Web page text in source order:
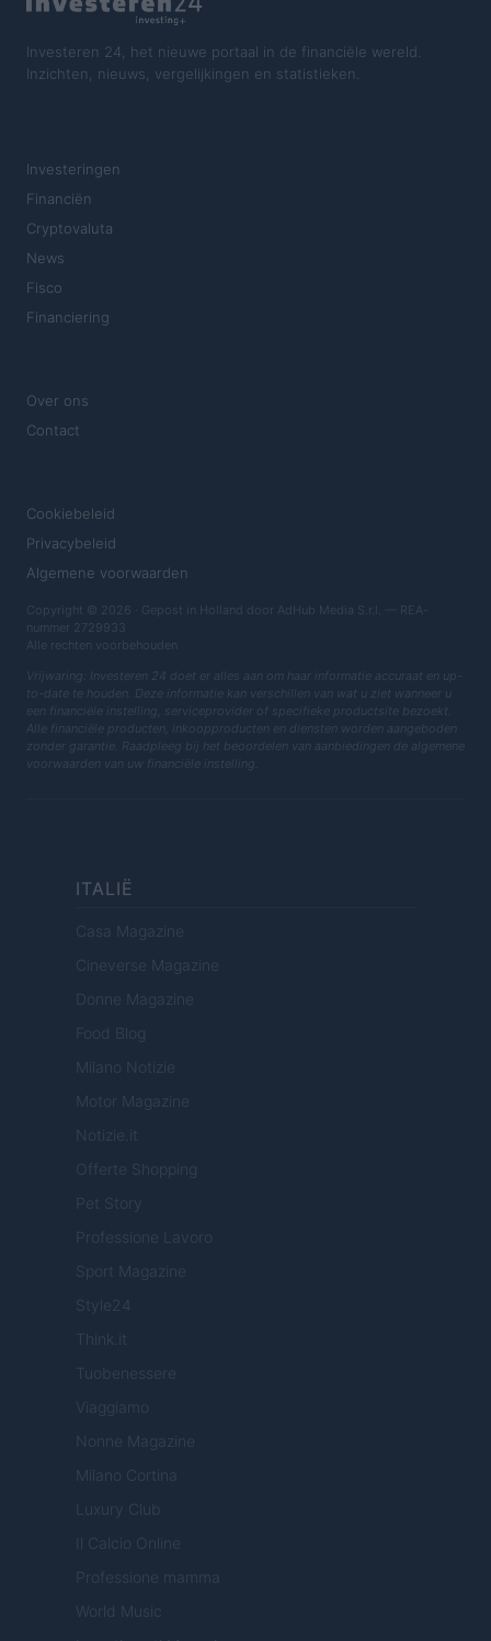
Investeren 24, het nieuwe portaal in de financiële wereld.
Inzichten, nieuws, vergelijkingen en statistieken.
Investeringen
Financiën
Cryptovaluta
News
Fisco
Financiering
Over ons
Contact
Cookiebeleid
Privacybeleid
Algemene voorwaarden
Copyright © 2026 · Gepost in Holland door AdHub Media S.r.l. — REA-
nummer 2729933
Alle rechten voorbehouden
Vrijwaring: Investeren 24 doet er alles aan om haar informatie accuraat en up-
to-date te houden. Deze informatie kan verschillen van wat u ziet wanneer u
een financiële instelling, serviceprovider of specifieke productsite bezoekt.
Alle financiële producten, inkoopproducten en diensten worden aangeboden
zonder garantie. Raadpleeg bij het beoordelen van aanbiedingen de algemene
voorwaarden van uw financiële instelling.
ITALIË
Casa Magazine
Cineverse Magazine
Donne Magazine
Food Blog
Milano Notizie
Motor Magazine
Notizie.it
Offerte Shopping
Pet Story
Professione Lavoro
Sport Magazine
Style24
Think.it
Tuobenessere
Viaggiamo
Nonne Magazine
Milano Cortina
Luxury Club
Il Calcio Online
Professione mamma
World Music